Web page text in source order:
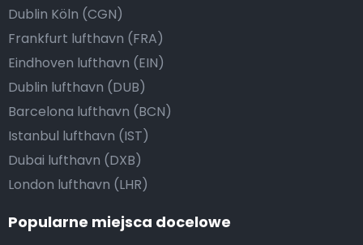
Dublin Köln (CGN)
Frankfurt lufthavn (FRA)
Eindhoven lufthavn (EIN)
Dublin lufthavn (DUB)
Barcelona lufthavn (BCN)
Istanbul lufthavn (IST)
Dubai lufthavn (DXB)
London lufthavn (LHR)
Popularne miejsca docelowe